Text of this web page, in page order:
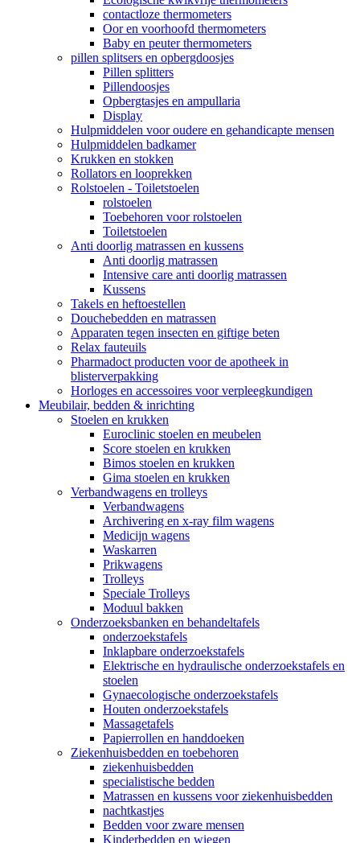
contactloze thermometers
Oor en voorhoofd thermometers
Baby en peuter thermometers
pillen splitsers en opbergdoosjes
Pillen splitters
Pillendoosjes
Opbergtasjes en ampullaria
Display
Hulpmiddelen voor oudere en gehandicapte mensen
Hulpmiddelen badkamer
Krukken en stokken
Rollators en looprekken
Rolstoelen - Toiletstoelen
rolstoelen
Toebehoren voor rolstoelen
Toiletstoelen
Anti doorlig matrassen en kussens
Anti doorlig matrassen
Intensive care anti doorlig matrassen
Kussens
Takels en heftoestellen
Douchebedden en matrassen
Apparaten tegen insecten en giftige beten
Relax fauteuils
Pharmadoct producten voor de apotheek in
blisterverpakking
Horloges en accessoires voor verpleegkundigen
Meubilair, bedden & inrichting
Stoelen en krukken
Euroclinic stoelen en meubelen
Score stoelen en krukken
Bimos stoelen en krukken
Gima stoelen en krukken
Verbandwagens en trolleys
Verbandwagens
Archivering en x-ray film wagens
Medicijn wagens
Waskarren
Prikwagens
Trolleys
Speciale Trolleys
Moduul bakken
Onderzoeksbanken en behandeltafels
onderzoekstafels
Inklapbare onderzoekstafels
Elektrische en hydraulische onderzoekstafels en
stoelen
Gynaecologische onderzoekstafels
Houten onderzoekstafels
Massagetafels
Papierrollen en handdoeken
Ziekenhuisbedden en toebehoren
ziekenhuisbedden
specialistische bedden
Matrassen en kussens voor ziekenhuisbedden
nachtkastjes
Bedden voor zware mensen
Kinderbedden en wiegen